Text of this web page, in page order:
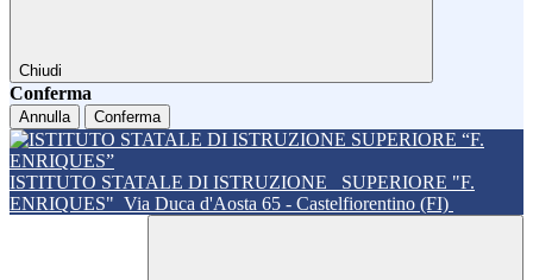
Chiudi
Conferma
Annulla Conferma
ISTITUTO STATALE DI ISTRUZIONE
SUPERIORE "F.
ENRIQUES" Via Duca d'Aosta 65 - Castelfiorentino (FI)